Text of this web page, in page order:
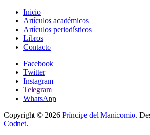
Inicio
Artículos académicos
Artículos periodísticos
Libros
Contacto
Facebook
Twitter
Instagram
Telegram
WhatsApp
Copyright © 2026 Príncipe del Manicomio.
Codnet.